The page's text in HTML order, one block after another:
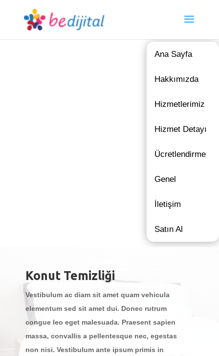
Ana Sayfa
Hakkımızda
Hizmetlerimiz
Hizmet Detayı
Ücretlendirme
Genel
İletişim
Satın Al
Konut Temizliği
Vestibulum ac diam sit amet quam vehicula
elementum sed sit amet dui. Donec rutrum
congue leo eget malesuada. Praesent sapien
massa, convallis a pellentesque nec, egestas
non nisi. Vestibulum ante ipsum primis in